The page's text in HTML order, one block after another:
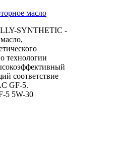
масло
SYNTHETIC -
технологии
соответствие
GF-5.
5 5W-30